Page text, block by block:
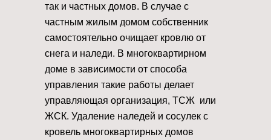
так и частных домов. В случае с
частным жилым домом собственник
самостоятельно очищает кровлю от
снега и наледи. В многоквартирном
доме в зависимости от способа
управления такие работы делает
управляющая организация, ТСЖ или
ЖСК. Удаление наледей и сосулек с
кровель многоквартирных домов